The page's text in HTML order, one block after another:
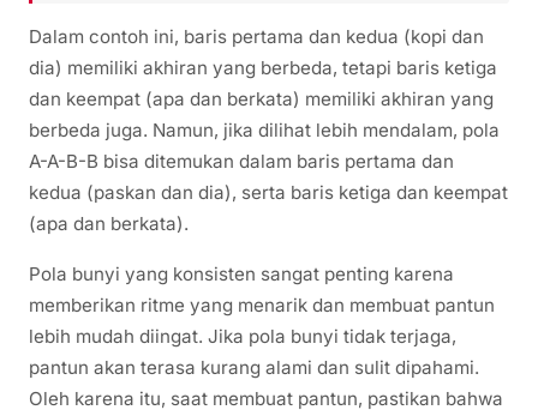
Dalam contoh ini, baris pertama dan kedua (kopi dan
dia) memiliki akhiran yang berbeda, tetapi baris ketiga
dan keempat (apa dan berkata) memiliki akhiran yang
berbeda juga. Namun, jika dilihat lebih mendalam, pola
A-A-B-B bisa ditemukan dalam baris pertama dan
kedua (paskan dan dia), serta baris ketiga dan keempat
(apa dan berkata).
Pola bunyi yang konsisten sangat penting karena
memberikan ritme yang menarik dan membuat pantun
lebih mudah diingat. Jika pola bunyi tidak terjaga,
pantun akan terasa kurang alami dan sulit dipahami.
Oleh karena itu, saat membuat pantun, pastikan bahwa